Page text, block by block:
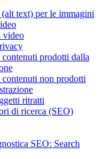
text) per le immagini
video
prodotti dalla
non prodotti
ritratti
di ricerca (SEO)
SEO: Search